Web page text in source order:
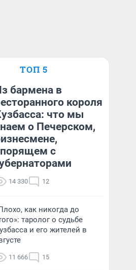
ТОП 5
бармена в
короля
что мы
о Печерском,
с
14 330 12
как никогда до
таролог о судьбе
и его жителей в
11 666 15